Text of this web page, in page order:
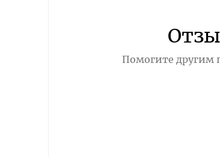
Помогите другим